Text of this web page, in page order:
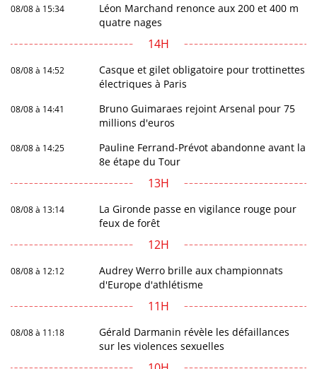
08/08 à 15:34
Léon Marchand renonce aux 200 et 400 m
quatre nages
14H
08/08 à 14:52
Casque et gilet obligatoire pour trottinettes
électriques à Paris
08/08 à 14:41
Bruno Guimaraes rejoint Arsenal pour 75
millions d'euros
08/08 à 14:25
Pauline Ferrand-Prévot abandonne avant la
8e étape du Tour
13H
08/08 à 13:14
La Gironde passe en vigilance rouge pour
feux de forêt
12H
08/08 à 12:12
Audrey Werro brille aux championnats
d'Europe d'athlétisme
11H
08/08 à 11:18
Gérald Darmanin révèle les défaillances
sur les violences sexuelles